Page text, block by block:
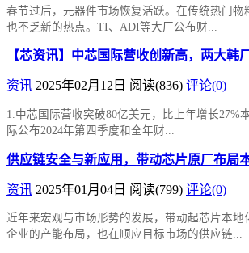
春节过后，元器件市场恢复活跃。在传统热门物
也不乏新的热点。TI、ADI等大厂公布财...
【芯资讯】中芯国际营收创新高，两大韩
资讯 2025年02月12日 阅读(836) 评论(0)
1.中芯国际营收突破80亿美元，比上年增长27%
际公布2024年第四季度和全年财...
供应链安全与新应用，带动芯片原厂布局
资讯 2025年01月04日 阅读(799) 评论(0)
近年来宏观与市场形势的发展，带动起芯片本地
企业的产能布局，也在顺应目标市场的供应链...